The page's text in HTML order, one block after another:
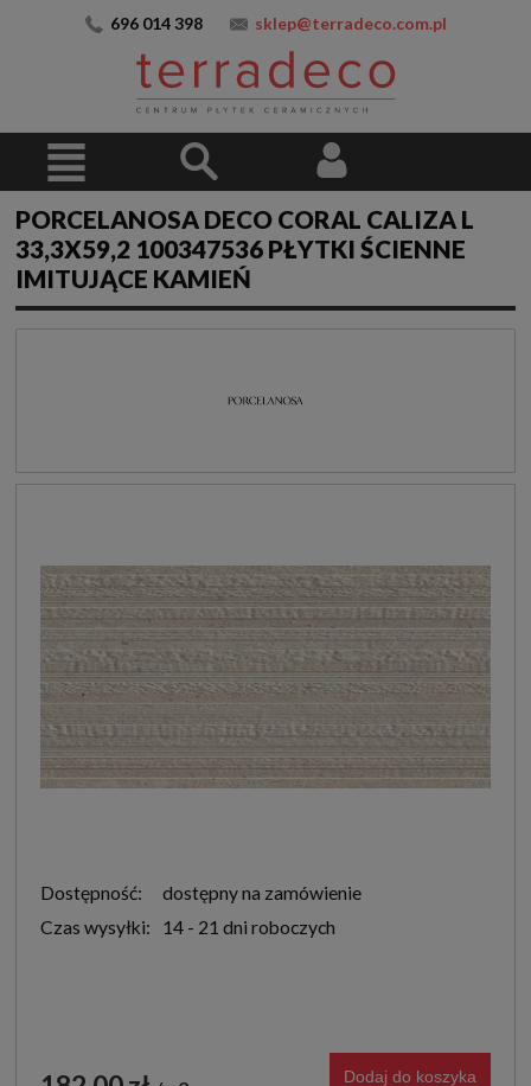
696 014 398 sklep@terradeco.com.pl
PORCELANOSA DECO CORAL CALIZA L
33,3X59,2 100347536 PŁYTKI ŚCIENNE
IMITUJĄCE KAMIEŃ
Dostępność:
dostępny na zamówienie
Czas wysyłki:
14 - 21 dni roboczych
Dodaj do koszyka